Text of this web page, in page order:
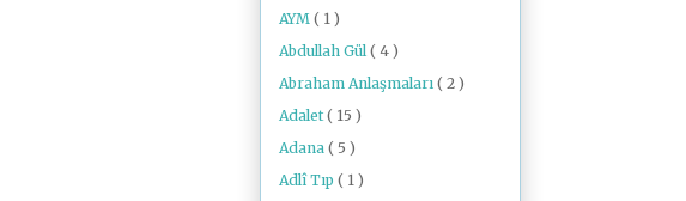
AYM ( 1 )
Abdullah Gül ( 4 )
Abraham Anlaşmaları ( 2 )
Adalet ( 15 )
Adana ( 5 )
Adlî Tıp ( 1 )